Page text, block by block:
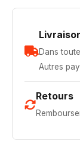
Dans
Autres
Retours